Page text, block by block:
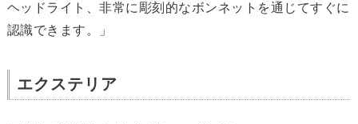
ヘッドライト、非常に彫刻的なボンネットを通じてすぐに
認識できます。」
エクステリア